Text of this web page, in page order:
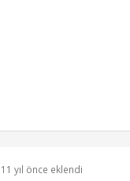
11 yıl önce eklendi